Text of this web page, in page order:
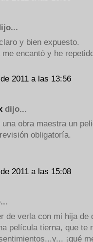
y bien expuesto.
encantó y he
2011 a las 13:56
dijo...
una obra maestra un
obligatoría.
2011 a las 15:08
de verla con mi hija de
película tierna, que te
¡qué